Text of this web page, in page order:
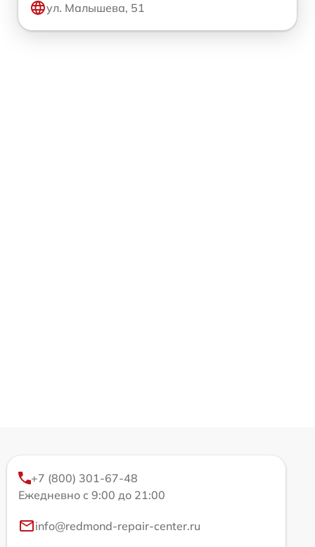
ул. Малышева, 51
+7 (800) 301-67-48
Ежедневно с 9:00 до 21:00
info@redmond-repair-center.ru